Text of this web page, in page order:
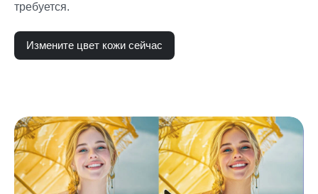
требуется.
Измените цвет кожи сейчас